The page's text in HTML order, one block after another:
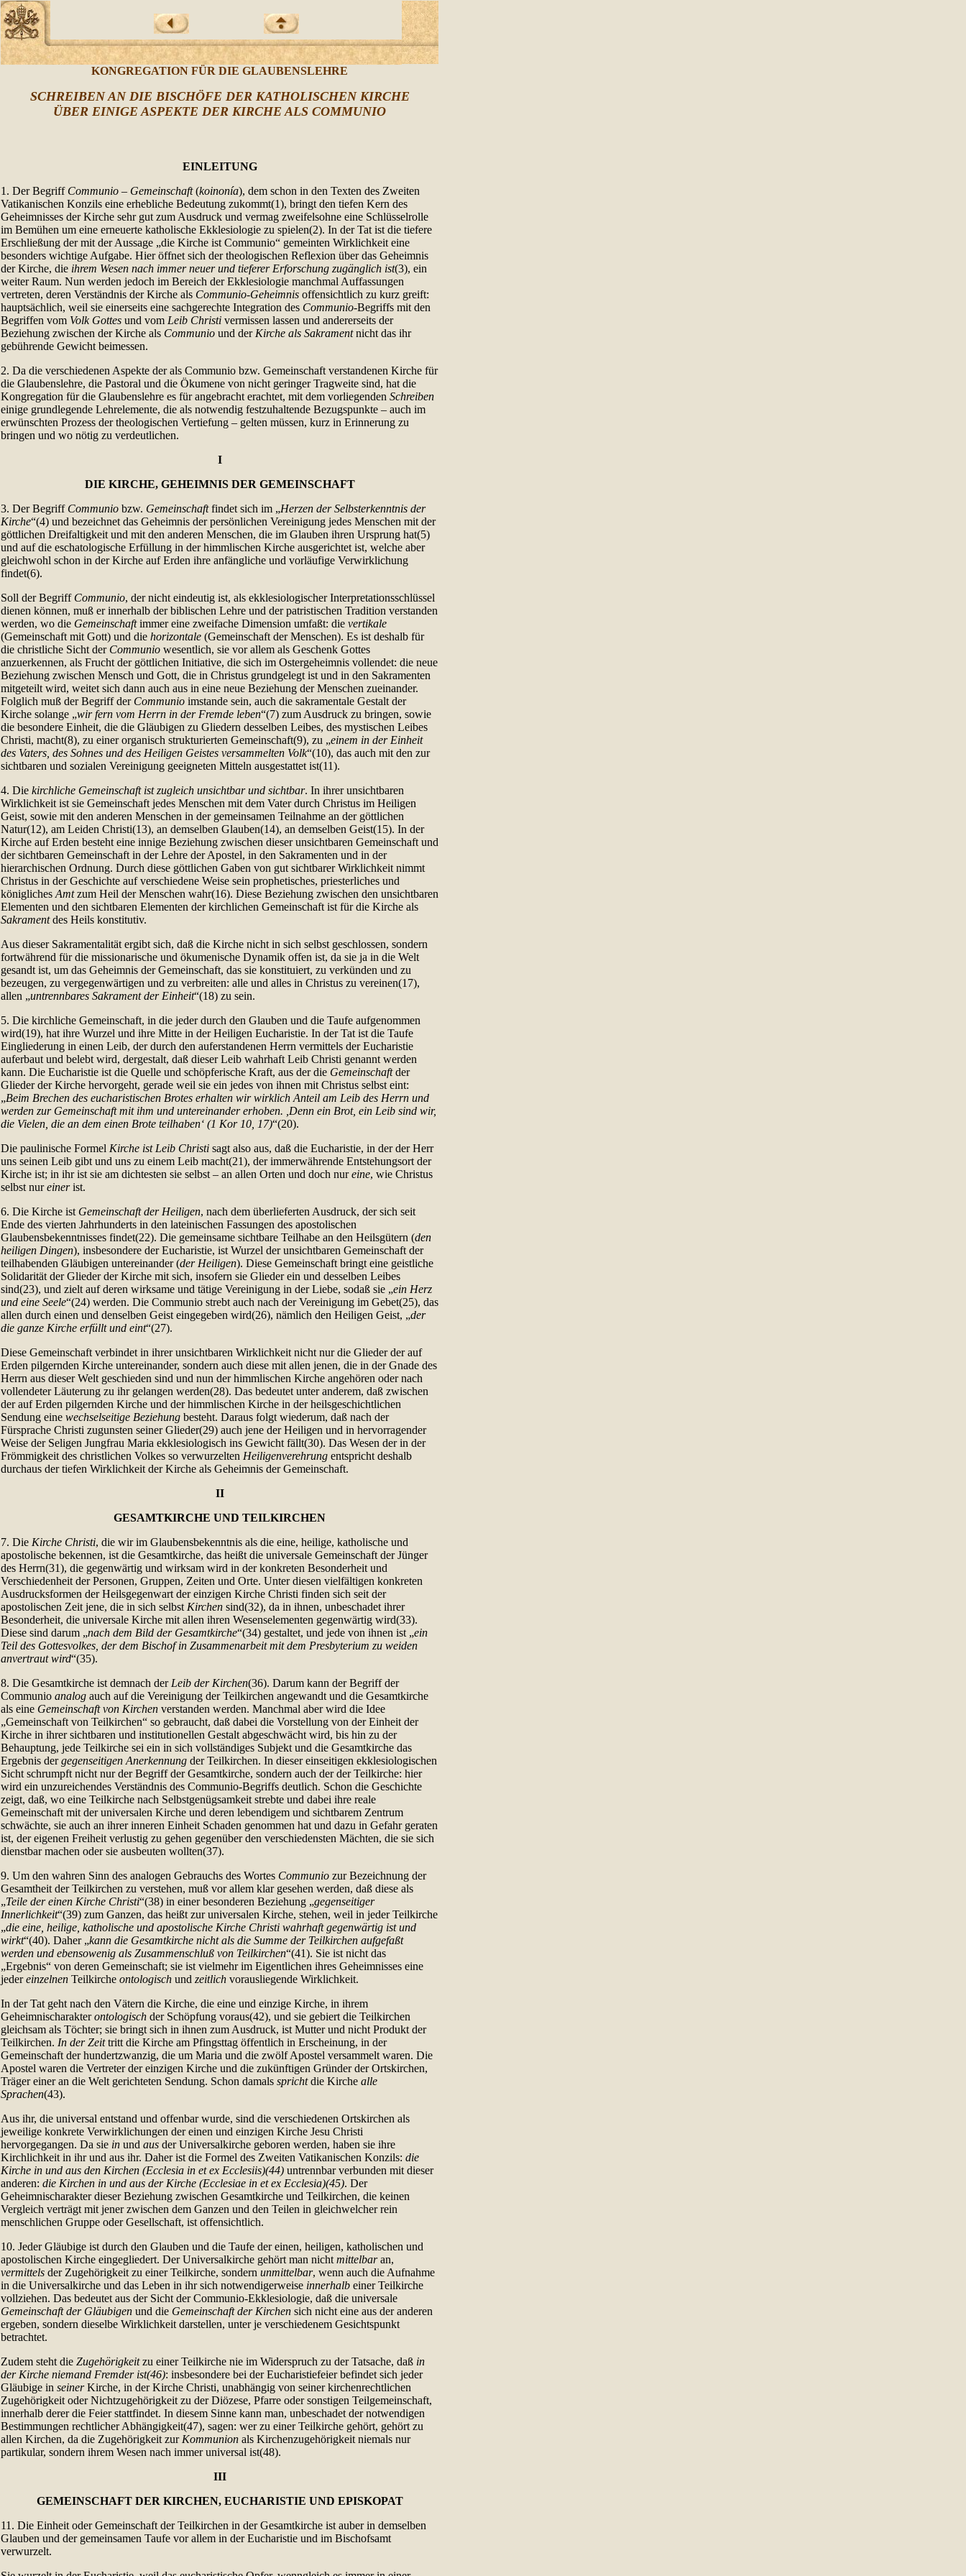
KONGREGATION FÜR DIE GLAUBENSLEHRE
SCHREIBEN AN DIE BISCHÖFE DER KATHOLISCHEN KIRCHE
ÜBER EINIGE ASPEKTE DER KIRCHE ALS COMMUNIO
EINLEITUNG
1. Der Begriff Communio – Gemeinschaft(koinonía), dem schon in den Texten des Zweiten
Vatikanischen Konzils eine erhebliche Bedeutung zukommt(1), bringt den tiefen Kern des
Geheimnisses der Kirche sehr gut zum Ausdruck und vermag zweifelsohne eine Schlüsselrolle
im Bemühen um eine erneuerte katholische Ekklesiologie zu spielen(2). In der Tat ist die tiefere
Erschließung der mit der Aussage „die Kirche ist Communio“ gemeinten Wirklichkeit eine
besonders wichtige Aufgabe. Hier öffnet sich der theologischen Reflexion über das Geheimnis
der Kirche, die ihrem Wesen nach immer neuer und tieferer Erforschung zugänglich ist(3), ein
weiter Raum. Nun werden jedoch im Bereich der Ekklesiologie manchmal Auffassungen
vertreten, deren Verständnis der Kirche als Communio-Geheimnis offensichtlich zu kurz greift:
hauptsächlich, weil sie einerseits eine sachgerechte Integration des Communio-Begriffs mit den
Begriffen vom Volk Gottes und vom Leib Christi vermissen lassen und andererseits der
Beziehung zwischen der Kirche als Communio und der Kirche als Sakramentnicht das ihr
gebührende Gewicht beimessen.
2. Da die verschiedenen Aspekte der als Communio bzw. Gemeinschaft verstandenen Kirche für
die Glaubenslehre, die Pastoral und die Ökumene von nicht geringer Tragweite sind, hat die
Kongregation für die Glaubenslehre es für angebracht erachtet, mit dem vorliegenden Schreiben
einige grundlegende Lehrelemente, die als notwendig festzuhaltende Bezugspunkte – auch im
erwünschten Prozess der theologischen Vertiefung – gelten müssen, kurz in Erinnerung zu
bringen und wo nötig zu verdeutlichen.
I
DIE KIRCHE, GEHEIMNIS DER GEMEINSCHAFT
3. Der Begriff Communio bzw. Gemeinschaftfindet sich im „Herzen der Selbsterkenntnis der
Kirche“(4) und bezeichnet das Geheimnis der persönlichen Vereinigung jedes Menschen mit der
göttlichen Dreifaltigkeit und mit den anderen Menschen, die im Glauben ihren Ursprung hat(5)
und auf die eschatologische Erfüllung in der himmlischen Kirche ausgerichtet ist, welche aber
gleichwohl schon in der Kirche auf Erden ihre anfängliche und vorläufige Verwirklichung
findet(6).
Soll der Begriff Communio, der nicht eindeutig ist, als ekklesiologischer Interpretationsschlüssel
dienen können, muß er innerhalb der biblischen Lehre und der patristischen Tradition verstanden
werden, wo die Gemeinschaftimmer eine zweifache Dimension umfaßt: die vertikale
(Gemeinschaft mit Gott) und die horizontale (Gemeinschaft der Menschen). Es ist deshalb für
die christliche Sicht der Communio wesentlich, sie vor allem als Geschenk Gottes
anzuerkennen, als Frucht der göttlichen Initiative, die sich im Ostergeheimnis vollendet: die neue
Beziehung zwischen Mensch und Gott, die in Christus grundgelegt ist und in den Sakramenten
mitgeteilt wird, weitet sich dann auch aus in eine neue Beziehung der Menschen zueinander.
Folglich muß der Begriff der Communio imstande sein, auch die sakramentale Gestalt der
Kirche solange „wir fern vom Herrn in der Fremde leben“(7) zum Ausdruck zu bringen, sowie
die besondere Einheit, die die Gläubigen zu Gliedern desselben Leibes, des mystischen Leibes
Christi, macht(8), zu einer organisch strukturierten Gemeinschaft(9), zu „einem in der Einheit
des Vaters, des Sohnes und des Heiligen Geistes versammelten Volk“(10), das auch mit den zur
sichtbaren und sozialen Vereinigung geeigneten Mitteln ausgestattet ist(11).
4. Die kirchliche Gemeinschaft ist zugleich unsichtbar und sichtbar. In ihrer unsichtbaren
Wirklichkeit ist sie Gemeinschaft jedes Menschen mit dem Vater durch Christus im Heiligen
Geist, sowie mit den anderen Menschen in der gemeinsamen Teilnahme an der göttlichen
Natur(12), am Leiden Christi(13), an demselben Glauben(14), an demselben Geist(15). In der
Kirche auf Erden besteht eine innige Beziehung zwischen dieser unsichtbaren Gemeinschaft und
der sichtbaren Gemeinschaft in der Lehre der Apostel, in den Sakramenten und in der
hierarchischen Ordnung. Durch diese göttlichen Gaben von gut sichtbarer Wirklichkeit nimmt
Christus in der Geschichte auf verschiedene Weise sein prophetisches, priesterliches und
königliches Amtzum Heil der Menschen wahr(16). Diese Beziehung zwischen den unsichtbaren
Elementen und den sichtbaren Elementen der kirchlichen Gemeinschaft ist für die Kirche als
Sakramentdes Heils konstitutiv.
Aus dieser Sakramentalität ergibt sich, daß die Kirche nicht in sich selbst geschlossen, sondern
fortwährend für die missionarische und ökumenische Dynamik offen ist, da sie ja in die Welt
gesandt ist, um das Geheimnis der Gemeinschaft, das sie konstituiert, zu verkünden und zu
bezeugen, zu vergegenwärtigen und zu verbreiten: alle und alles in Christus zu vereinen(17),
allen „untrennbares Sakrament der Einheit“(18) zu sein.
5. Die kirchliche Gemeinschaft, in die jeder durch den Glauben und die Taufe aufgenommen
wird(19), hat ihre Wurzel und ihre Mitte in der Heiligen Eucharistie. In der Tat ist die Taufe
Eingliederung in einen Leib, der durch den auferstandenen Herrn vermittels der Eucharistie
auferbaut und belebt wird, dergestalt, daß dieser Leib wahrhaft Leib Christi genannt werden
kann. Die Eucharistie ist die Quelle und schöpferische Kraft, aus der die Gemeinschaftder
Glieder der Kirche hervorgeht, gerade weil sie ein jedes von ihnen mit Christus selbst eint:
„Beim Brechen des eucharistischen Brotes erhalten wir wirklich Anteil am Leib des Herrn und
werden zur Gemeinschaft mit ihm und untereinander erhoben. ,Denn ein Brot, ein Leib sind wir,
die Vielen, die an dem einen Brote teilhaben‘ (1 Kor 10, 17)“(20).
Die paulinische Formel Kirche ist Leib Christi sagt also aus, daß die Eucharistie, in der der Herr
uns seinen Leib gibt und uns zu einem Leib macht(21), der immerwährende Entstehungsort der
Kirche ist; in ihr ist sie am dichtesten sie selbst – an allen Orten und doch nureine, wie Christus
selbst nureinerist.
6. Die Kirche ist Gemeinschaft der Heiligen, nach dem überlieferten Ausdruck, der sich seit
Ende des vierten Jahrhunderts in den lateinischen Fassungen des apostolischen
Glaubensbekenntnisses findet(22). Die gemeinsame sichtbare Teilhabe an den Heilsgütern (den
heiligen Dingen), insbesondere der Eucharistie, ist Wurzel der unsichtbaren Gemeinschaft der
teilhabenden Gläubigen untereinander (der Heiligen). Diese Gemeinschaft bringt eine geistliche
Solidarität der Glieder der Kirche mit sich, insofern sie Glieder ein und desselben Leibes
sind(23), und zielt auf deren wirksame und tätige Vereinigung in der Liebe, sodaß sie „ein Herz
und eine Seele“(24) werden. Die Communio strebt auch nach der Vereinigung im Gebet(25), das
allen durch einen und denselben Geist eingegeben wird(26), nämlich den Heiligen Geist, „der
die ganze Kirche erfüllt und eint“(27).
Diese Gemeinschaft verbindet in ihrer unsichtbaren Wirklichkeit nicht nur die Glieder der auf
Erden pilgernden Kirche untereinander, sondern auch diese mit allen jenen, die in der Gnade des
Herrn aus dieser Welt geschieden sind und nun der himmlischen Kirche angehören oder nach
vollendeter Läuterung zu ihr gelangen werden(28). Das bedeutet unter anderem, daß zwischen
der auf Erden pilgernden Kirche und der himmlischen Kirche in der heilsgeschichtlichen
Sendung eine wechselseitige Beziehung besteht. Daraus folgt wiederum, daß nach der
Fürsprache Christi zugunsten seiner Glieder(29) auch jene der Heiligen und in hervorragender
Weise der Seligen Jungfrau Maria ekklesiologisch ins Gewicht fällt(30). Das Wesen der in der
Frömmigkeit des christlichen Volkes so verwurzelten Heiligenverehrung entspricht deshalb
durchaus der tiefen Wirklichkeit der Kirche als Geheimnis der Gemeinschaft.
II
GESAMTKIRCHE UND TEILKIRCHEN
7. Die Kirche Christi, die wir im Glaubensbekenntnis als die eine, heilige, katholische und
apostolische bekennen, ist die Gesamtkirche, das heißt die universale Gemeinschaft der Jünger
des Herrn(31), die gegenwärtig und wirksam wird in der konkreten Besonderheit und
Verschiedenheit der Personen, Gruppen, Zeiten und Orte. Unter diesen vielfältigen konkreten
Ausdrucksformen der Heilsgegenwart der einzigen Kirche Christi finden sich seit der
apostolischen Zeit jene, die in sich selbst Kirchen sind(32), da in ihnen, unbeschadet ihrer
Besonderheit, die universale Kirche mit allen ihren Wesenselementen gegenwärtig wird(33).
Diese sind darum „nach dem Bild der Gesamtkirche“(34) gestaltet, und jede von ihnen ist „ein
Teil des Gottesvolkes, der dem Bischof in Zusammenarbeit mit dem Presbyterium zu weiden
anvertraut wird“(35).
8. Die Gesamtkirche ist demnach der Leib der Kirchen(36). Darum kann der Begriff der
Communio analog auch auf die Vereinigung der Teilkirchen angewandt und die Gesamtkirche
als eine Gemeinschaft von Kirchen verstanden werden. Manchmal aber wird die Idee
„Gemeinschaft von Teilkirchen“ so gebraucht, daß dabei die Vorstellung von der Einheit der
Kirche in ihrer sichtbaren und institutionellen Gestalt abgeschwächt wird, bis hin zu der
Behauptung, jede Teilkirche sei ein in sich vollständiges Subjekt und die Gesamtkirche das
Ergebnis dergegenseitigen Anerkennung der Teilkirchen. In dieser einseitigen ekklesiologischen
Sicht schrumpft nicht nur der Begriff der Gesamtkirche, sondern auch der der Teilkirche: hier
wird ein unzureichendes Verständnis des Communio-Begriffs deutlich. Schon die Geschichte
zeigt, daß, wo eine Teilkirche nach Selbstgenügsamkeit strebte und dabei ihre reale
Gemeinschaft mit der universalen Kirche und deren lebendigem und sichtbarem Zentrum
schwächte, sie auch an ihrer inneren Einheit Schaden genommen hat und dazu in Gefahr geraten
ist, der eigenen Freiheit verlustig zu gehen gegenüber den verschiedensten Mächten, die sie sich
dienstbar machen oder sie ausbeuten wollten(37).
9. Um den wahren Sinn des analogen Gebrauchs des Wortes Communio zur Bezeichnung der
Gesamtheit der Teilkirchen zu verstehen, muß vor allem klar gesehen werden, daß diese als
„Teile der einen Kirche Christi“(38) in einer besonderen Beziehung „gegenseitiger
Innerlichkeit“(39) zum Ganzen, das heißt zur universalen Kirche, stehen, weil in jeder Teilkirche
„die eine, heilige, katholische und apostolische Kirche Christi wahrhaft gegenwärtig ist und
wirkt“(40). Daher „kann die Gesamtkirche nicht als die Summe der Teilkirchen aufgefaßt
werden und ebensowenig als Zusammenschluß von Teilkirchen“(41). Sie ist nicht das
„Ergebnis“ von deren Gemeinschaft; sie ist vielmehr im Eigentlichen ihres Geheimnisses eine
jedereinzelnen Teilkirche ontologisch und zeitlich vorausliegende Wirklichkeit.
In der Tat geht nach den Vätern die Kirche, die eine und einzige Kirche, in ihrem
Geheimnischarakterontologisch der Schöpfung voraus(42), und sie gebiert die Teilkirchen
gleichsam als Töchter; sie bringt sich in ihnen zum Ausdruck, ist Mutter und nicht Produkt der
Teilkirchen. In der Zeittritt die Kirche am Pfingsttag öffentlich in Erscheinung, in der
Gemeinschaft der hundertzwanzig, die um Maria und die zwölf Apostel versammelt waren. Die
Apostel waren die Vertreter der einzigen Kirche und die zukünftigen Gründer der Ortskirchen,
Träger einer an die Welt gerichteten Sendung. Schon damals sprichtdie Kirche alle
Sprachen(43).
Aus ihr, die universal entstand und offenbar wurde, sind die verschiedenen Ortskirchen als
jeweilige konkrete Verwirklichungen der einen und einzigen Kirche Jesu Christi
hervorgegangen. Da sie in und aus der Universalkirche geboren werden, haben sie ihre
Kirchlichkeit in ihr und aus ihr. Daher ist die Formel des Zweiten Vatikanischen Konzils: die
Kirche in und aus den Kirchen (Ecclesia in et ex Ecclesiis)(44) untrennbar verbunden mit dieser
anderen: die Kirchen in und aus der Kirche (Ecclesiae in et ex Ecclesia)(45). Der
Geheimnischarakter dieser Beziehung zwischen Gesamtkirche und Teilkirchen, die keinen
Vergleich verträgt mit jener zwischen dem Ganzen und den Teilen in gleichwelcher rein
menschlichen Gruppe oder Gesellschaft, ist offensichtlich.
10. Jeder Gläubige ist durch den Glauben und die Taufe der einen, heiligen, katholischen und
apostolischen Kirche eingegliedert. Der Universalkirche gehört man nicht mittelbaran,
vermittels der Zugehörigkeit zu einer Teilkirche, sondern unmittelbar, wenn auch die Aufnahme
in die Universalkirche und das Leben in ihr sich notwendigerweise innerhalb einer Teilkirche
vollziehen. Das bedeutet aus der Sicht der Communio-Ekklesiologie, daß die universale
Gemeinschaft der Gläubigen und die Gemeinschaft der Kirchen sich nicht eine aus der anderen
ergeben, sondern dieselbe Wirklichkeit darstellen, unter je verschiedenem Gesichtspunkt
betrachtet.
Zudem steht die Zugehörigkeitzu einer Teilkirche nie im Widerspruch zu der Tatsache, daß in
der Kirche niemand Fremder ist(46): insbesondere bei der Eucharistiefeier befindet sich jeder
Gläubige in seinerKirche, in der Kirche Christi, unabhängig von seiner kirchenrechtlichen
Zugehörigkeit oder Nichtzugehörigkeit zu der Diözese, Pfarre oder sonstigen Teilgemeinschaft,
innerhalb derer die Feier stattfindet. In diesem Sinne kann man, unbeschadet der notwendigen
Bestimmungen rechtlicher Abhängigkeit(47), sagen: wer zu einer Teilkirche gehört, gehört zu
allen Kirchen, da die Zugehörigkeit zur Kommunion als Kirchenzugehörigkeit niemals nur
partikular, sondern ihrem Wesen nach immer universal ist(48).
III
GEMEINSCHAFT DER KIRCHEN, EUCHARISTIE UND EPISKOPAT
11. Die Einheit oder Gemeinschaft der Teilkirchen in der Gesamtkirche ist auber in demselben
Glauben und der gemeinsamen Taufe vor allem in der Eucharistie und im Bischofsamt
verwurzelt.